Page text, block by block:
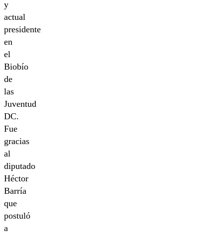
y
actual
presidente
en
el
Biobío
de
las
Juventud
DC.
Fue
gracias
al
diputado
Héctor
Barría
que
postuló
a